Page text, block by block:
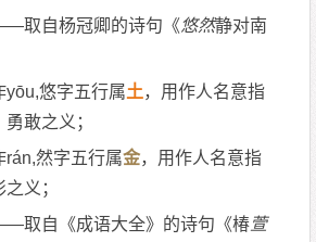
取自杨冠卿的诗句《悠然静对南
yōu,悠字五行属土，用作人名意指
敢之义；
rán,然字五行属金，用作人名意指
义；
取自《成语大全》的诗句《椿萱